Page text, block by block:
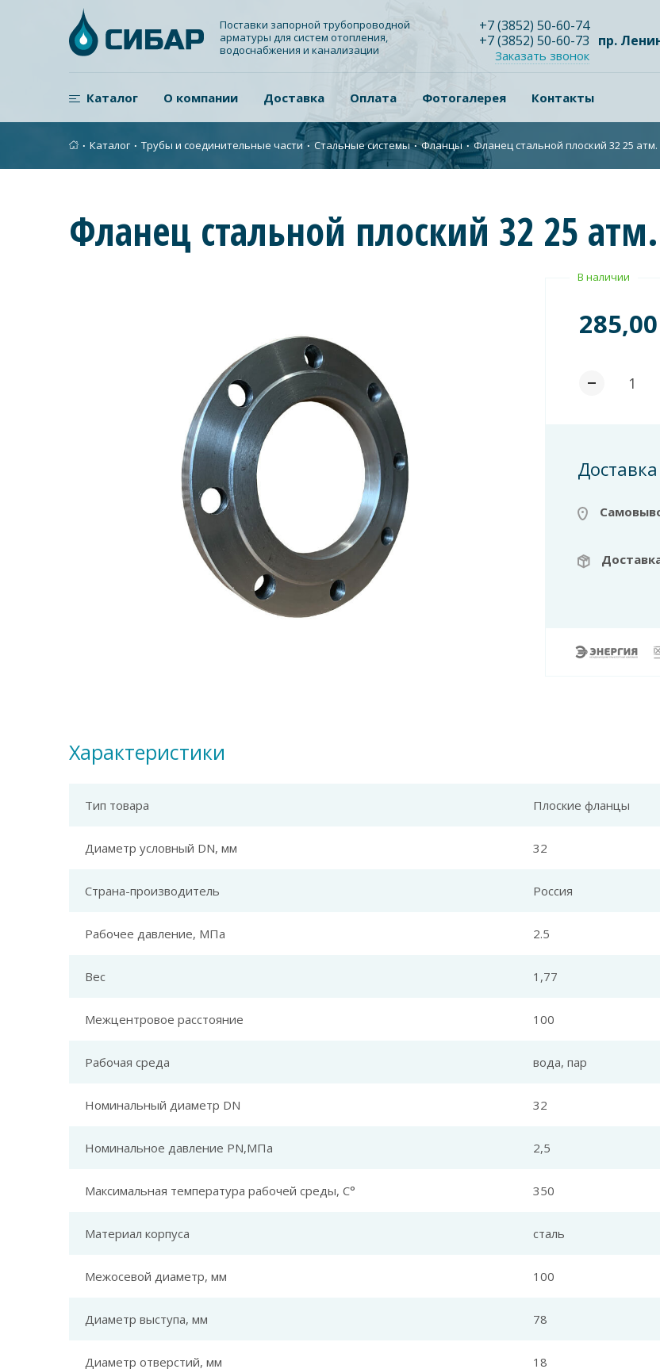
Поставки запорной трубопроводной
арматуры для систем отопления,
водоснабжения и канализации
+7(3852) 50-60-74
+7(3852) 50-60-73
Заказать звонок
пр.
Каталог О компании Доставка Оплата Фотогалерея Контакты
∙ Каталог ∙ Трубы и соединительные части ∙ Стальные системы ∙Фланцы ∙Фланец стальной плоский 32 25 атм.
Фланец стальной плоский 32 25 атм.
В наличии
Характеристики
Тип товара Плоские фланцы
Диаметр условный DN, мм 32
Страна-производитель Россия
Рабочее давление, МПа 2.5
Вес 1,77
Межцентровое расстояние 100
Рабочая среда вода, пар
Номинальный диаметр DN 32
Номинальное давление PN,МПа 2,5
Максимальная температура рабочей среды, С° 350
Материал корпуса сталь
Межосевой диаметр, мм 100
Диаметр выступа, мм 78
Диаметр отверстий, мм 18